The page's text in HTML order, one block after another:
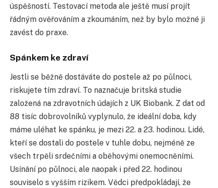
úspěšností. Testovací metoda ale ještě musí projít
řádným ověřováním a zkoumáním, než by bylo možné ji
zavést do praxe.
Spánkem ke zdraví
Jestli se běžně dostáváte do postele až po půlnoci,
riskujete tím zdraví. To naznačuje britská studie
založená na zdravotních údajích z UK Biobank. Z dat od
88 tisíc dobrovolníků vyplynulo, že ideální doba, kdy
máme uléhat ke spánku, je mezi 22. a 23. hodinou. Lidé,
kteří se dostali do postele v tuhle dobu, nejméně ze
všech trpěli srdečními a oběhovými onemocněními.
Usínání po půlnoci, ale naopak i před 22. hodinou
souviselo s vyšším rizikem. Vědci předpokládají, že